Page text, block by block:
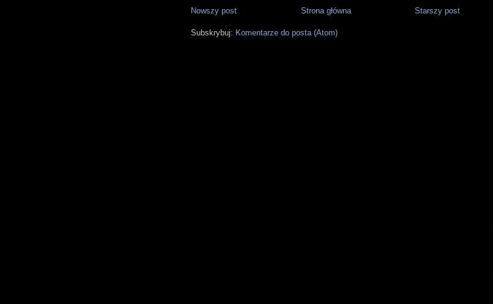
Nowszy post
Starszy post
Strona główna
Subskrybuj: Komentarze do posta (Atom)